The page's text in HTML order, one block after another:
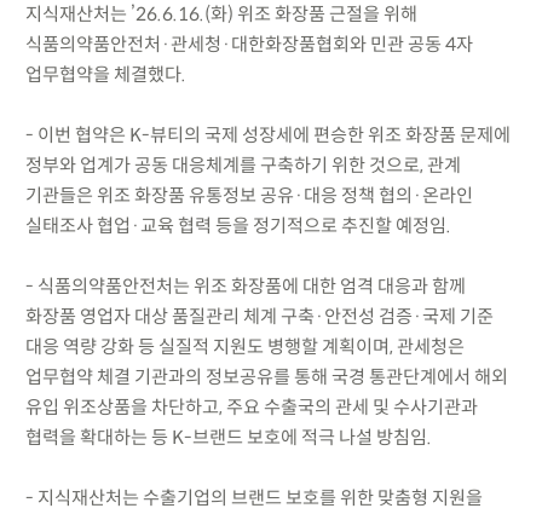
지식재산처는 ’26.6.16.(화) 위조 화장품 근절을 위해
식품의약품안전처·관세청·대한화장품협회와 민관 공동 4자
업무협약을 체결했다.
- 이번 협약은 K-뷰티의 국제 성장세에 편승한 위조 화장품 문제에
정부와 업계가 공동 대응체계를 구축하기 위한 것으로, 관계
기관들은 위조 화장품 유통정보 공유·대응 정책 협의·온라인
실태조사 협업·교육 협력 등을 정기적으로 추진할 예정임.
- 식품의약품안전처는 위조 화장품에 대한 엄격 대응과 함께
화장품 영업자 대상 품질관리 체계 구축·안전성 검증·국제 기준
대응 역량 강화 등 실질적 지원도 병행할 계획이며, 관세청은
업무협약 체결 기관과의 정보공유를 통해 국경 통관단계에서 해외
유입 위조상품을 차단하고, 주요 수출국의 관세 및 수사기관과
협력을 확대하는 등 K-브랜드 보호에 적극 나설 방침임.
- 지식재산처는 수출기업의 브랜드 보호를 위한 맞춤형 지원을